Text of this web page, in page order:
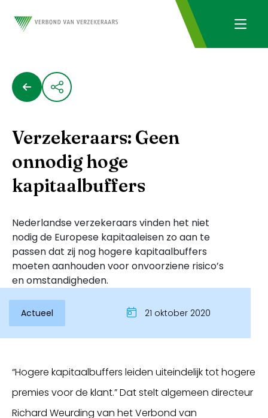
Verzekeraars: Geen
onnodig hoge
kapitaalbuffers
Nederlandse verzekeraars vinden het niet
nodig de Europese kapitaaleisen zo aan te
passen dat zij nog hogere kapitaalbuffers
moeten aanhouden voor onvoorziene risico’s
en omstandigheden.
Actueel 21 oktober 2020
“Hogere kapitaalbuffers leiden uiteindelijk tot hogere
premies voor de klant.” Dat stelt algemeen directeur
Richard Weurding van het Verbond van